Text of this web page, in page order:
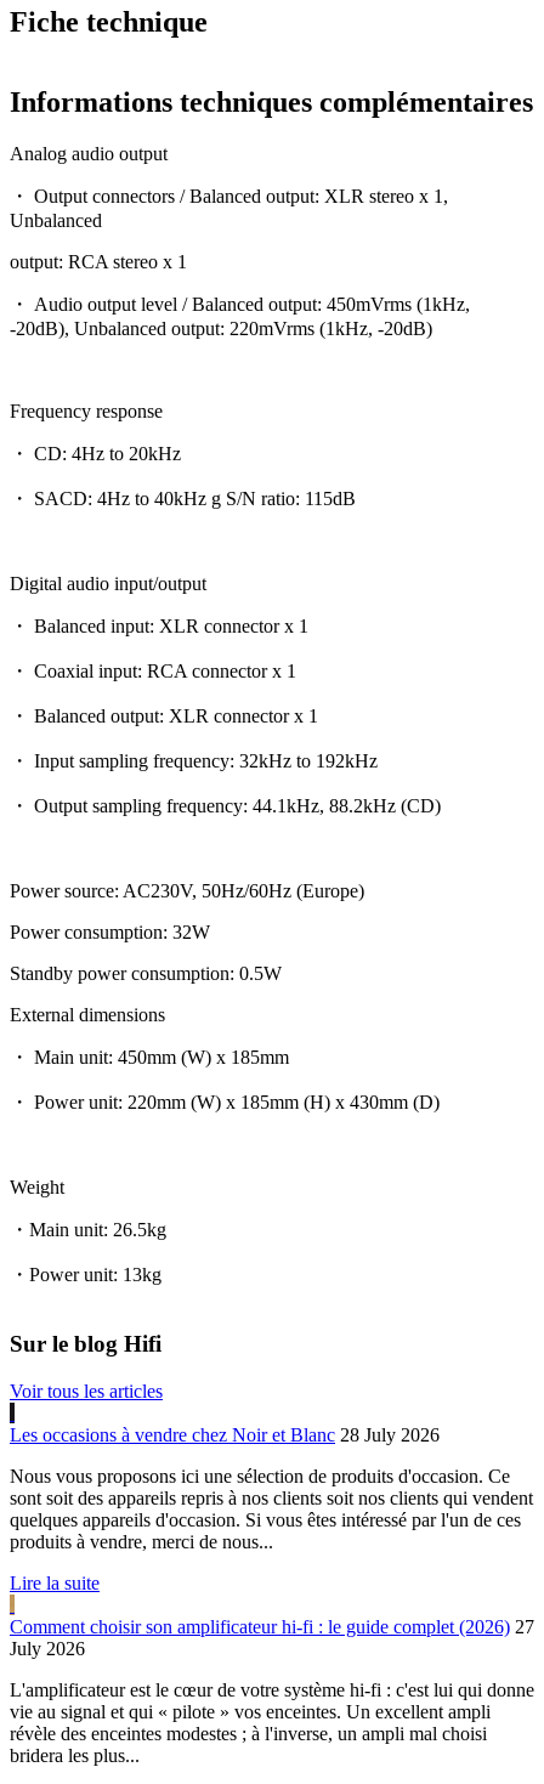
Fiche technique
Informations techniques complémentaires
Analog audio output
・ Output connectors / Balanced output: XLR stereo x 1,
Unbalanced
output: RCA stereo x 1
・ Audio output level / Balanced output: 450mVrms (1kHz,
-20dB), Unbalanced output: 220mVrms (1kHz, -20dB)
Frequency response
・ CD: 4Hz to 20kHz
・ SACD: 4Hz to 40kHz g S/N ratio: 115dB
Digital audio input/output
・ Balanced input: XLR connector x 1
・ Coaxial input: RCA connector x 1
・ Balanced output: XLR connector x 1
・ Input sampling frequency: 32kHz to 192kHz
・ Output sampling frequency: 44.1kHz, 88.2kHz (CD)
Power source: AC230V, 50Hz/60Hz (Europe)
Power consumption: 32W
Standby power consumption: 0.5W
External dimensions
・ Main unit: 450mm (W) x 185mm
・ Power unit: 220mm (W) x 185mm (H) x 430mm (D)
Weight
・Main unit: 26.5kg
・Power unit: 13kg
Sur le blog Hifi
Voir tous les articles
Les occasions à vendre chez Noir et Blanc 28 July 2026
Nous vous proposons ici une sélection de produits d'occasion. Ce
sont soit des appareils repris à nos clients soit nos clients qui vendent
quelques appareils d'occasion. Si vous êtes intéressé par l'un de ces
produits à vendre, merci de nous...
Lire la suite
Comment choisir son amplificateur hi-fi : le guide complet (2026) 27
July 2026
L'amplificateur est le cœur de votre système hi-fi : c'est lui qui donne
vie au signal et qui « pilote » vos enceintes. Un excellent ampli
révèle des enceintes modestes ; à l'inverse, un ampli mal choisi
bridera les plus...